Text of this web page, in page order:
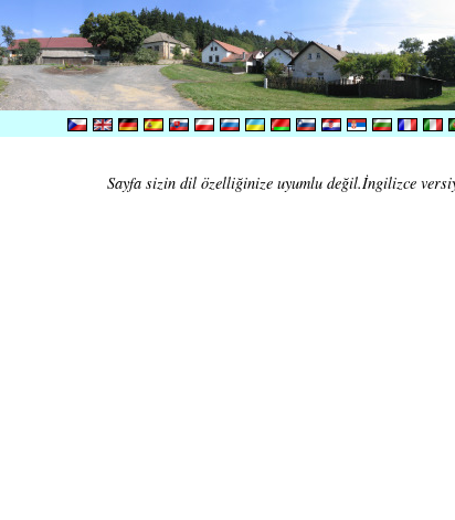
Sayfa sizin dil özelliğinize uyumlu değil.İngilizce